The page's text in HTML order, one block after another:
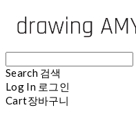
Search 검색
Log In 로그인
Cart장바구니